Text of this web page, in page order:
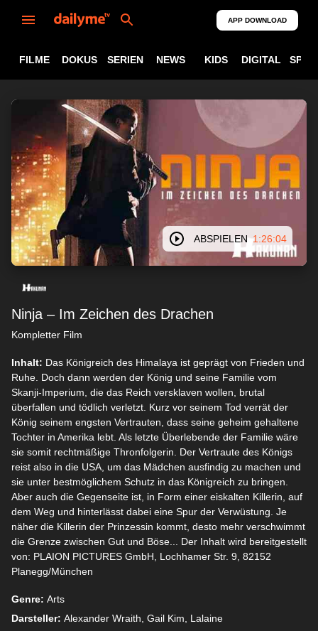
APP DOWNLOAD
FILME DOKUS SERIEN NEWS KIDS DIGITAL
ABSPIELEN 1:26:04
Ninja – Im Zeichen des Drachen
Kompletter Film
Inhalt: Das Königreich des Himalaya ist geprägt von Frieden und
Ruhe. Doch dann werden der König und seine Familie vom
Skanji-Imperium, die das Reich versklaven wollen, brutal
überfallen und tödlich verletzt. Kurz vor seinem Tod verrät der
König seinem engsten Vertrauten, dass seine geheim gehaltene
Tochter in Amerika lebt. Als letzte Überlebende der Familie wäre
sie somit rechtmäßige Thronfolgerin. Der Vertraute des Königs
reist also in die USA, um das Mädchen ausfindig zu machen und
sie unter bestmöglichem Schutz in das Königreich zu bringen.
Aber auch die Gegenseite ist, in Form einer eiskalten Killerin, auf
dem Weg und hinterlässt dabei eine Spur der Verwüstung. Je
näher die Killerin der Prinzessin kommt, desto mehr verschwimmt
die Grenze zwischen Gut und Böse... Der Inhalt wird bereitgestellt
von: PLAION PICTURES GmbH, Lochhamer Str. 9, 82152
Planegg/München
Genre: Arts
Darsteller: Alexander Wraith, Gail Kim, Lalaine